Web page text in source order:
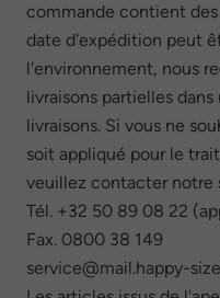
commande contient
date d'expédition peut
l'environnement, nous
livraisons partielles
livraisons. Si vous ne
soit appliqué pour le
veuillez contacter notre
Tél. +32 50 89 08 22
Fax. 0800 38 149
service@mail.happy-